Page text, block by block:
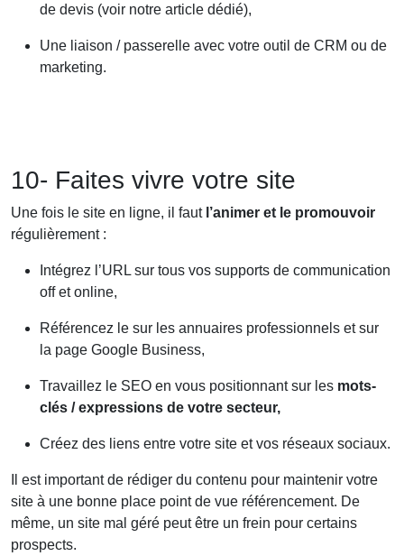
de devis (voir notre article dédié),
Une liaison / passerelle avec votre outil de CRM ou de
marketing.
10- Faites vivre votre site
Une fois le site en ligne, il faut l’animer et le promouvoir
régulièrement :
Intégrez l’URL sur tous vos supports de communication
off et online,
Référencez le sur les annuaires professionnels et sur
la page Google Business,
Travaillez le SEO en vous positionnant sur les mots-
clés / expressions de votre secteur,
Créez des liens entre votre site et vos réseaux sociaux.
Il est important de rédiger du contenu pour maintenir votre
site à une bonne place point de vue référencement. De
même, un site mal géré peut être un frein pour certains
prospects.